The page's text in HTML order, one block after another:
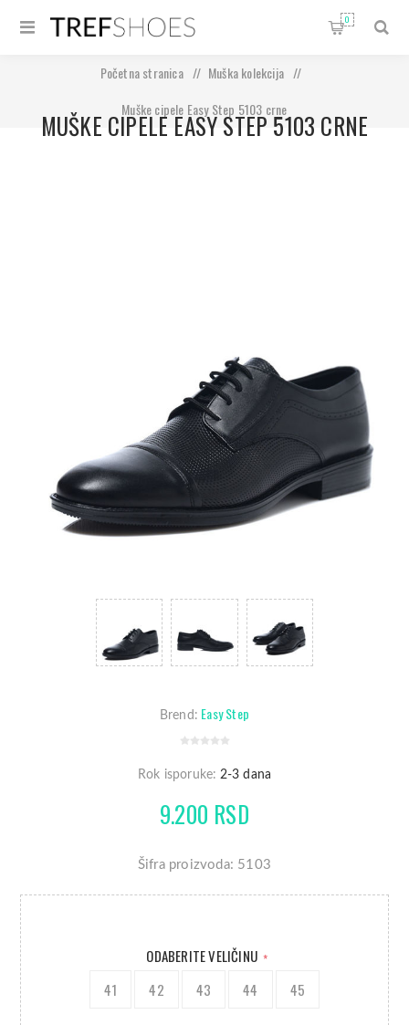
0
Početna stranica / Muška kolekcija
/
Muške cipele Easy Step 5103 crne
MUŠKE CIPELE EASY STEP 5103 CRNE
Brend: Easy Step
Rok isporuke: 2-3 dana
9.200 RSD
Šifra proizvoda: 5103
ODABERITE VELIČINU *
41 42 43 44 45